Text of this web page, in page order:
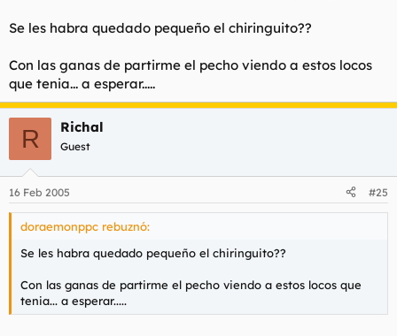
Se les habra quedado pequeño el chiringuito??
Con las ganas de partirme el pecho viendo a estos locos
que tenia... a esperar.....
R Richal
Guest
16 Feb 2005 #25
doraemonppc rebuznó:
Se les habra quedado pequeño el chiringuito??
Con las ganas de partirme el pecho viendo a estos locos que
tenia... a esperar.....